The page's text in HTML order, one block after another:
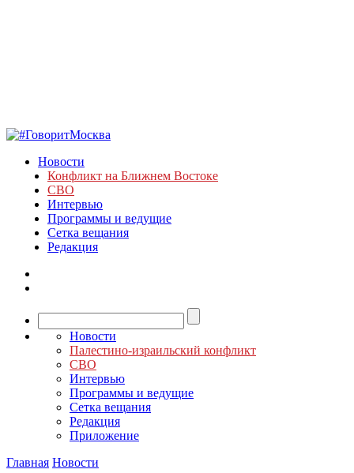
Новости
Конфликт на Ближнем Востоке
СВО
Интервью
Программы и ведущие
Сетка вещания
Редакция
Новости
Палестино-израильский конфликт
СВО
Интервью
Программы и ведущие
Сетка вещания
Редакция
Приложение
Главная Новости